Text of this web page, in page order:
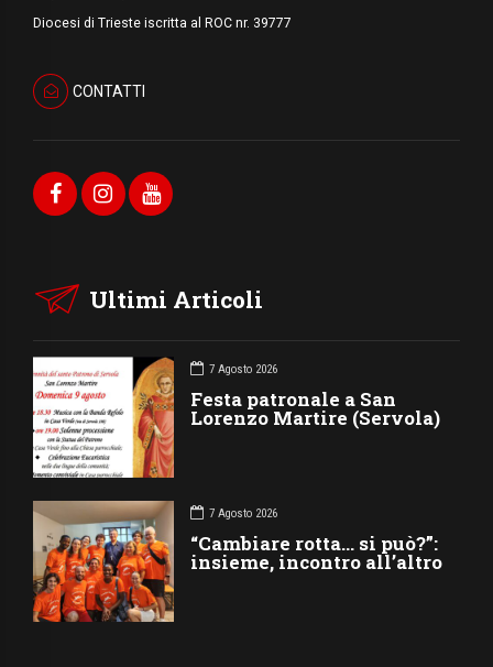
Diocesi di Trieste iscritta al ROC nr. 39777
CONTATTI
Ultimi Articoli
7 Agosto 2026
Festa patronale a San
Lorenzo Martire (Servola)
7 Agosto 2026
“Cambiare rotta… si può?”:
insieme, incontro all’altro